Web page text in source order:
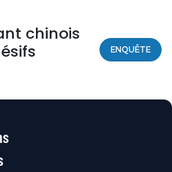
chinois
ENQUÊTE